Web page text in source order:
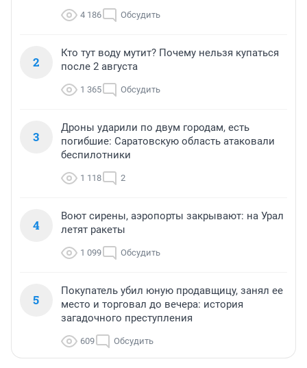
4 186 Обсудить
2
Кто тут воду мутит? Почему нельзя купаться
после 2 августа
1 365 Обсудить
3
Дроны ударили по двум городам, есть
погибшие: Саратовскую область атаковали
беспилотники
1 118 2
4
Воют сирены, аэропорты закрывают: на Урал
летят ракеты
1 099 Обсудить
5
Покупатель убил юную продавщицу, занял ее
место и торговал до вечера: история
загадочного преступления
609 Обсудить